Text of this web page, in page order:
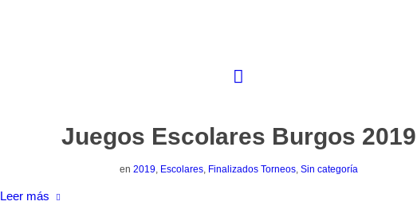
Juegos Escolares Burgos 2019
en 2019, Escolares, Finalizados Torneos, Sin categoría
Leer más